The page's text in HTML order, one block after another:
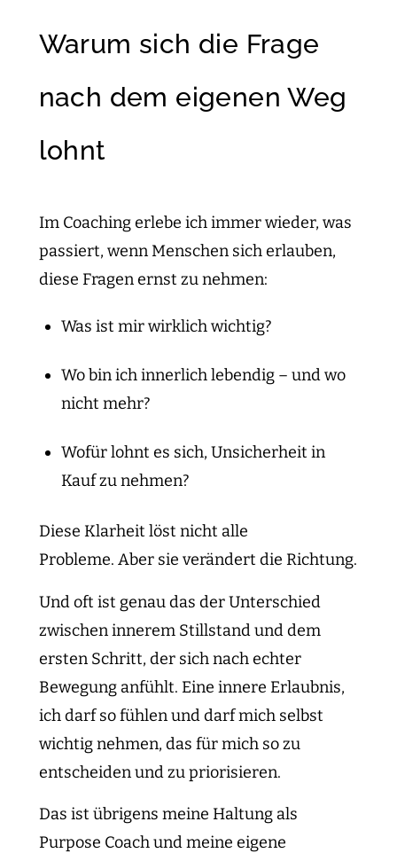
Warum sich die Frage
nach dem eigenen Weg
lohnt
Im Coaching erlebe ich immer wieder, was
passiert, wenn Menschen sich erlauben,
diese Fragen ernst zu nehmen:
Was ist mir wirklich wichtig?
Wo bin ich innerlich lebendig – und wo
nicht mehr?
Wofür lohnt es sich, Unsicherheit in
Kauf zu nehmen?
Diese Klarheit löst nicht alle
Probleme. Aber sie verändert die Richtung.
Und oft ist genau das der Unterschied
zwischen innerem Stillstand und dem
ersten Schritt, der sich nach echter
Bewegung anfühlt. Eine innere Erlaubnis,
ich darf so fühlen und darf mich selbst
wichtig nehmen, das für mich so zu
entscheiden und zu priorisieren.
Das ist übrigens meine Haltung als
Purpose Coach und meine eigene